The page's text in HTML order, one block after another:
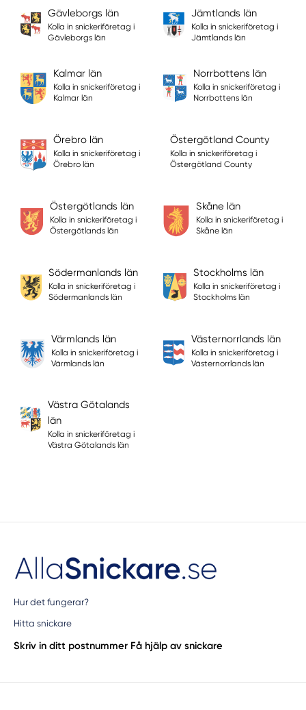
Gävleborgs län
Kolla in snickeriföretag i
Gävleborgs län
Jämtlands län
Kolla in snickeriföretag i
Jämtlands län
Kalmar län
Kolla in snickeriföretag i
Kalmar län
Norrbottens län
Kolla in snickeriföretag i
Norrbottens län
Örebro län
Kolla in snickeriföretag i
Örebro län
Östergötland County
Kolla in snickeriföretag i
Östergötland County
Östergötlands län
Kolla in snickeriföretag i
Östergötlands län
Skåne län
Kolla in snickeriföretag i
Skåne län
Södermanlands län
Kolla in snickeriföretag i
Södermanlands län
Stockholms län
Kolla in snickeriföretag i
Stockholms län
Värmlands län
Kolla in snickeriföretag i
Värmlands län
Västernorrlands län
Kolla in snickeriföretag i
Västernorrlands län
Västra Götalands
län
Kolla in snickeriföretag i
Västra Götalands län
Hur det fungerar?
Hitta snickare
Skriv in ditt postnummer Få hjälp av snickare